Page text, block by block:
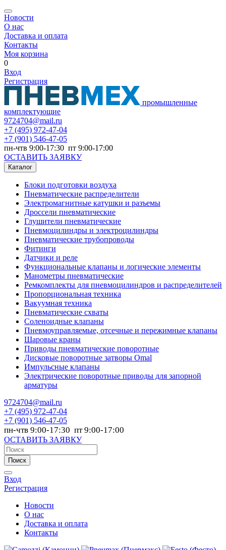
Новости
О нас
Доставка и оплата
Контакты
Моя корзина
0
Вход
Регистрация
промышленные
комплектующие
9724704@mail.ru
+7 (495) 972-47-04
+7 (901) 546-47-05
пн-чтв 9:00-17:30 пт 9:00-17:00
ОСТАВИТЬ ЗАЯВКУ
Каталог
Блоки подготовки воздуха
Пневматические распределители
Электромагнитные катушки и разъемы
Дроссели пневматические
Глушители пневматические
Пневмоцилиндры и электроцилиндры
Пневматические трубопроводы
Фитинги
Датчики и реле
Функциональные клапаны и логические элементы
Манометры пневматические
Ремкомплекты для пневмоцилиндров и распределителей
Пропорциональная техника
Вакуумная техника
Пневматические схваты
Соленоидные клапаны
Пневмоуправляемые, отсечные и пережимные клапаны
Шаровые краны
Приводы пневматические поворотные
Дисковые поворотные затворы Omal
Импульсные клапаны
Электрические поворотные приводы для запорной
арматуры
9724704@mail.ru
+7 (495) 972-47-04
+7 (901) 546-47-05
пн-чтв 9:00-17:30 пт 9:00-17:00
ОСТАВИТЬ ЗАЯВКУ
Поиск
Вход
Регистрация
Новости
О нас
Доставка и оплата
Контакты